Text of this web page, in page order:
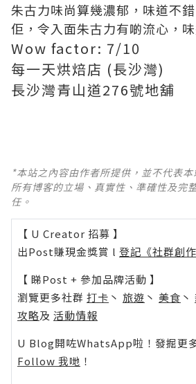
朱古力味尚算幾濃郁，味道不
佢，令入面朱古力有啲流心，味
Wow factor: 7/10
每一天烘焙店 (長沙灣)
長沙灣青山道276號地舖
*本站之內容由作者所提供，並不代表
所有博客的立場、真實性、準確性及完
任。
【 U Creator 招募 】
出Post賺現金獎賞 l 登記《社群創
【 睇Post + 參加品牌活動 】
瀏覽更多社群 打卡 丶 旅遊 丶 美食 丶
攻略及 活動情報
U Blog開咗WhatsApp啦！發掘更
Follow 我哋 ！